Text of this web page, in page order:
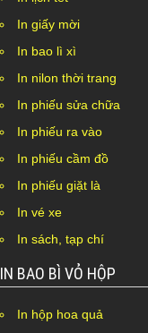
In giấy mời
In bao lì xì
In nilon thời trang
In phiếu sửa chữa
In phiếu ra vào
In phiếu cầm đồ
In phiếu giặt là
In vé xe
In sách, tạp chí
IN BAO BÌ VỎ HỘP
In hộp hoa quả